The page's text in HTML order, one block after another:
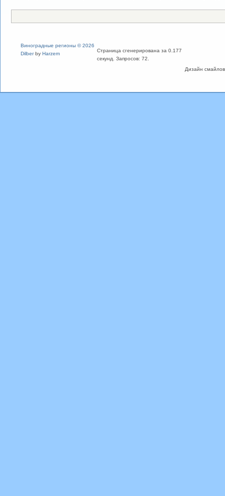
Дизайн
Виноградные регионы © 2026
Dilberby Harzem
Страница сгенерирована за 0.177
секунд. Запросов: 72.